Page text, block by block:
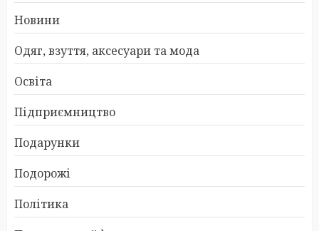
Новини
Одяг, взуття, аксесуари та мода
Освіта
Підприємництво
Подарунки
Подорожі
Політика